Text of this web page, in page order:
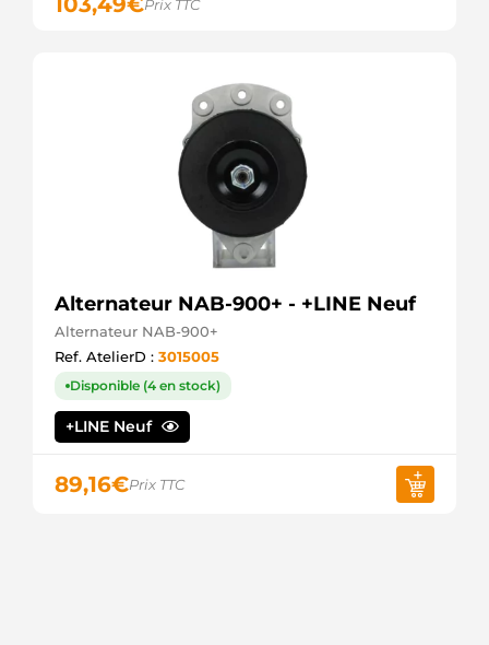
Prix TTC
Alternateur NAB-900+ - +LINE Neuf
Alternateur NAB-900+
Ref. AtelierD : 3015005
Disponible (4 en stock)
+LINE Neuf
89,16€Prix TTC